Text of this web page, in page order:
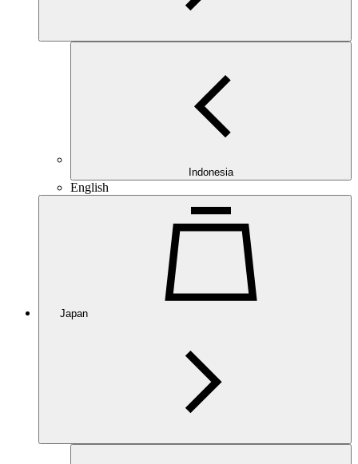
Indonesia
English
Japan